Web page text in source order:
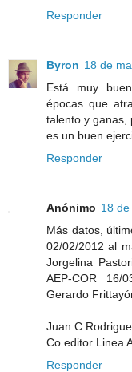
Responder
Byron 18 de
Está muy
épocas que
talento y ganas,
es un buen
Responder
Anónimo 18
Más datos,
02/02/2012 al
Jorgelina
AEP-COR 16/
Gerardo
Juan C
Co editor Linea
Responder